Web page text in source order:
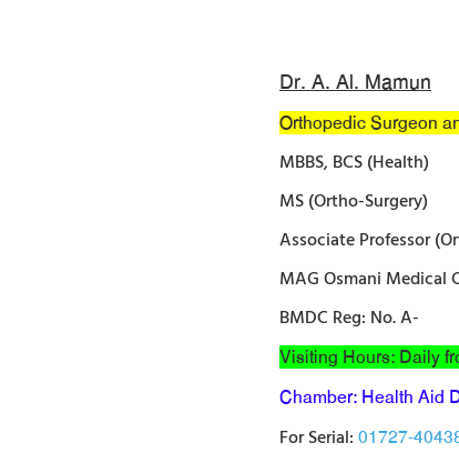
Dr. A. Al. Mamun
Orthopedic Surgeon
MBBS, BCS (Health)
MS (Ortho-Surgery)
Associate Professor
MAG Osmani Medical
BMDC Reg: No. A-
Visiting Hours: Daily
Chamber: Health Aid
For Serial: 01727-